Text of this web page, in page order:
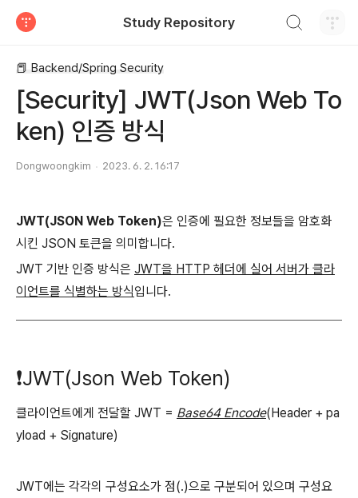
Study Repository
📕 Backend/Spring Security
[Security] JWT(Json Web To
ken) 인증 방식
Dongwoongkim 2023. 6. 2. 16:17
JWT(JSON Web Token)은 인증에 필요한 정보들을 암호화
시킨 JSON 토큰을 의미합니다.
JWT 기반 인증 방식은 JWT을 HTTP 헤더에 실어 서버가 클라
이언트를 식별하는 방식입니다.
❗️JWT(Json Web Token)
클라이언트에게 전달할 JWT = Base64 Encode(Header + pa
yload + Signature)
JWT에는 각각의 구성요소가 점(.)으로 구분되어 있으며 구성요